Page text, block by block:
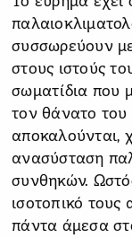
συσσωρεύουν
στους ιστούς
σωματίδια που
τον θάνατο του
αποκαλούνται,
ανασύσταση
συνθηκών.
ισοτοπικό τους
πάντα άμεσα